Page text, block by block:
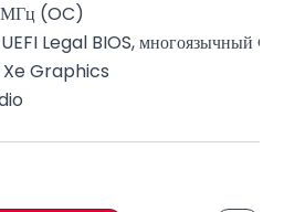
(OC)
Legal BIOS, многоязычный GUI
Xe Graphics
Gen4 x4)